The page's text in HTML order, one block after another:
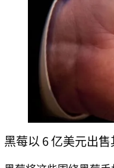
黑莓以 6 亿美元出